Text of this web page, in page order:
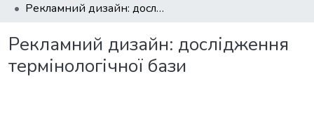
Рекламний дизайн: дослідження термінологічної бази
Рекламний дизайн: дослідження
термінологічної бази